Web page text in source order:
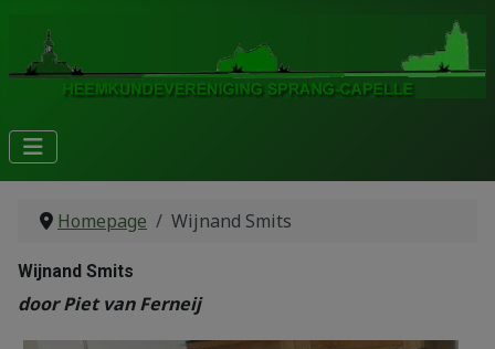
Homepage Wijnand Smits
Wijnand Smits
door Piet van Ferneij